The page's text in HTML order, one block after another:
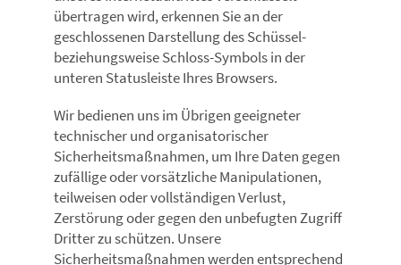
übertragen wird, erkennen Sie an der
geschlossenen Darstellung des Schüssel-
beziehungsweise Schloss-Symbols in der
unteren Statusleiste Ihres Browsers.
Wir bedienen uns im Übrigen geeigneter
technischer und organisatorischer
Sicherheitsmaßnahmen, um Ihre Daten gegen
zufällige oder vorsätzliche Manipulationen,
teilweisen oder vollständigen Verlust,
Zerstörung oder gegen den unbefugten Zugriff
Dritter zu schützen. Unsere
Sicherheitsmaßnahmen werden entsprechend